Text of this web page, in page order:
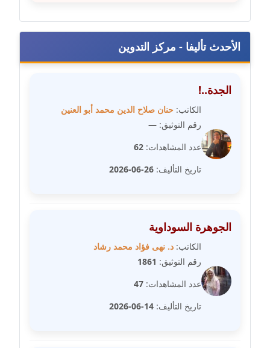
مدونة عبد الرحمن محمد
عاملة
مدونة عبد الكريم موسى
مدونة عبد الوهاب بدر
عاملة
مدونة عبير بسيوني
عاملة
مدونة عبير عبد الرحيم (ماعت)
عاملة
مدونة عبير عزاوي
عاملة
الأحدث تأليفا - مركز التدوين
الجدة..!
الكاتب: حنان صلاح الدين محمد أبو العنين
رقم التوثيق: —
عدد المشاهدات: 62
تاريخ التأليف: 26-06-2026
الجوهرة السوداوية
الكاتب: د. نهى فؤاد محمد رشاد
رقم التوثيق: 1861
عدد المشاهدات: 47
تاريخ التأليف: 14-06-2026